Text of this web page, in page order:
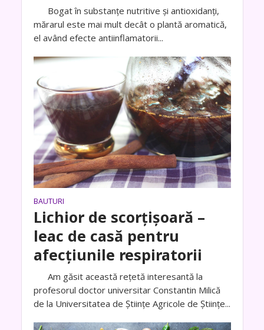
Bogat în substanțe nutritive și antioxidanți,
mărarul este mai mult decât o plantă aromatică,
el având efecte antiinflamatorii...
BAUTURI
Lichior de scorțișoară –
leac de casă pentru
afecțiunile respiratorii
Am găsit această rețetă interesantă la
profesorul doctor universitar Constantin Milică
de la Universitatea de Științe Agricole de Științe...